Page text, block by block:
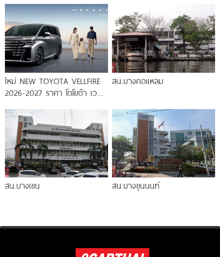
ใหม่ NEW TOYOTA VELLFIRE
2026-2027 ราคา โตโยต้า เวล
สน.บางคอแหลม
สน.บางเขน สน.บางขุนนนท์